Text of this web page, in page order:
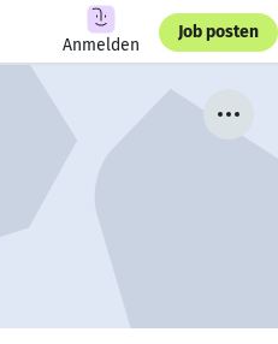
Anmelden
Job posten